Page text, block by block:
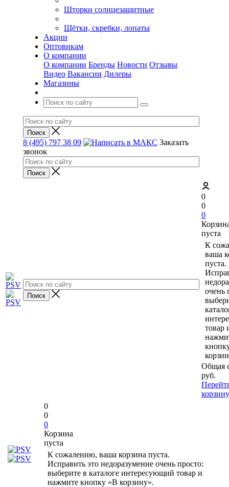
Шторки солнцезащитные
Щётки, скребки, лопаты
Акции
Оптовикам
О компании
О компании Бренды Новости Отзывы
Видео Вакансии Дилеры
Магазины
8 (495) 797 38 09
Заказать
звонок
0
0
0
пуста
К
ваша
пуста.
очень
товар
Общая
руб.
корзину
0
0
0
Корзина
пуста
К сожалению, ваша корзина пуста.
Исправить это недоразумение очень просто:
выберите в каталоге интересующий товар и
нажмите кнопку «В корзину».